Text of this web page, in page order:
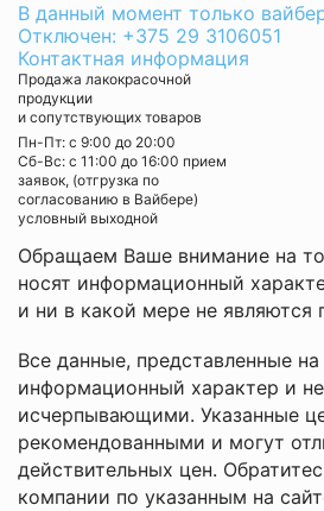
В данный момент только
Отключен: +375 29 3106051
Контактная информация
Продажа лакокрасочной
продукции
и сопутствующих товаров
Пн-Пт: с 9:00 до 20:00
Cб-Вс: с 11:00 до 16:00 прием
заявок, (отгрузка по
согласованию в Вайбере)
условный выходной
Обращаем Ваше внимание на
носят информационный
и ни в какой мере не являются
Все данные, представленные на
информационный характер и
исчерпывающими. Указанные
рекомендованными и могут
действительных цен.
компании по указанным на